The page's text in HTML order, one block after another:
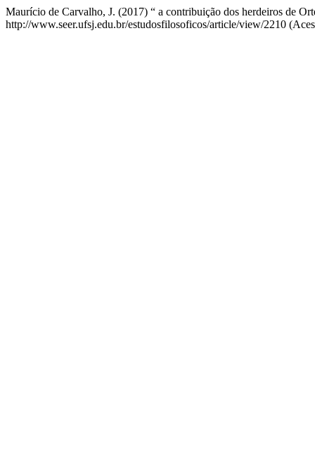
Maurício de Carvalho, J. (2017) “ a contribuição dos herdeiros de
http://www.seer.ufsj.edu.br/estudosfilosoficos/article/view/2210